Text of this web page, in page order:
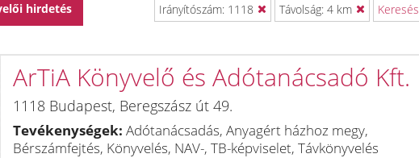
hirdetés Irányítószám: 1118 Távolság: 4 km
ArTiA Könyvelő és Adótanácsadó Kft.
1118 Budapest, Beregszász út 49.
Tevékenységek: Adótanácsadás, Anyagért házhoz megy,
Bérszámfejtés, Könyvelés, NAV-, TB-képviselet, Távkönyvelés